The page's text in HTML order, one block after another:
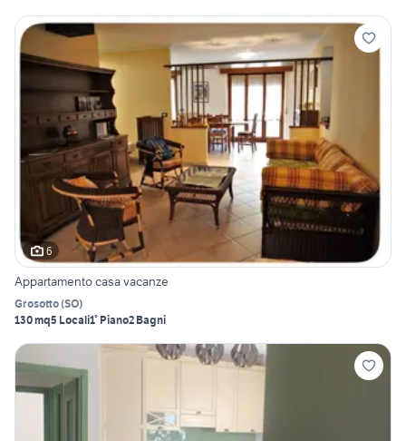
6
Appartamento casa vacanze
Grosotto(SO)
130 mq5 Locali1° Piano2 Bagni